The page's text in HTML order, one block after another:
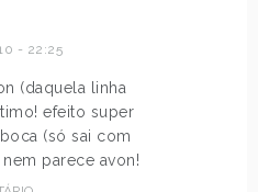
- 22:25
(daquela linha
efeito super
(só sai com
parece avon!